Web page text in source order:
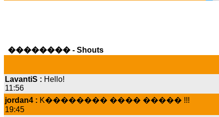
�������� - Shouts
11:56
jordan4 :
19:45
LavantiS :